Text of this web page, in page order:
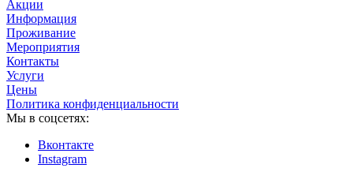
Акции
Информация
Проживание
Мероприятия
Контакты
Услуги
Цены
Политика конфиденциальности
Мы в соцсетях:
Вконтакте
Instagram